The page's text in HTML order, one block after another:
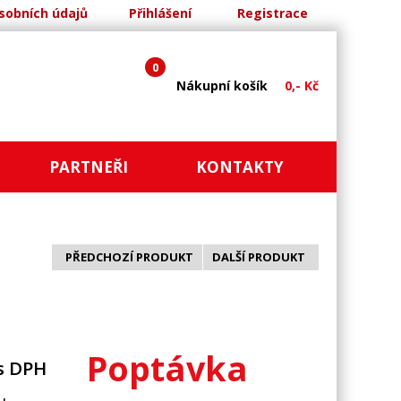
údajů Přihlášení Registrace
Nákupní košík 0,- Kč
0
PARTNEŘI KONTAKTY
DALŠÍ PRODUKT
PŘEDCHOZÍ PRODUKT
DPH Poptávka